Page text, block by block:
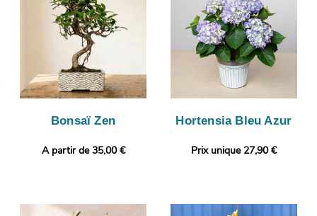
Bonsaï Zen
A partir de 35,00 €
Hortensia Bleu Azur
Prix unique 27,90 €